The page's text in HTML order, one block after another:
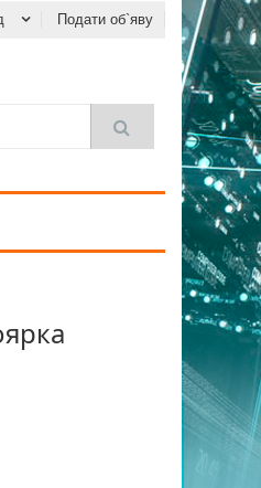
Подати об`яву